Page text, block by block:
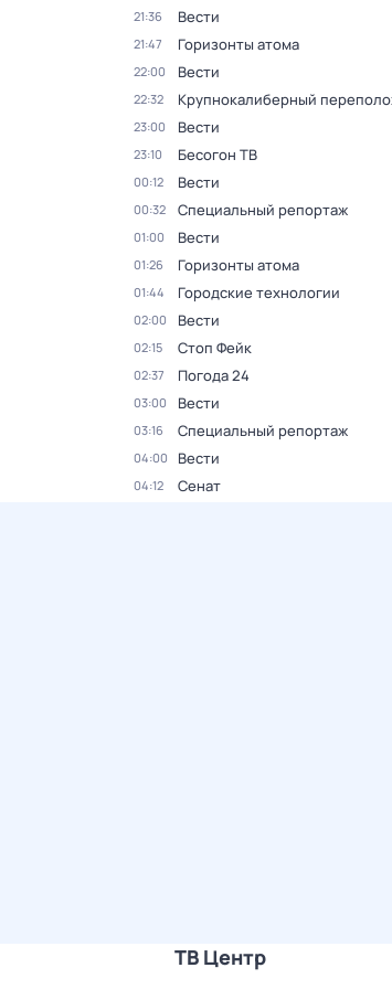
21:36 Вести
21:47 Горизонты атома
22:00 Вести
22:32 Крупнокалиберный
23:00 Вести
23:10 Бесогон ТВ
00:12 Вести
00:32 Специальный репортаж
01:00 Вести
01:26 Горизонты атома
01:44 Городские технологии
02:00 Вести
02:15 Стоп Фейк
02:37 Погода 24
03:00 Вести
03:16 Специальный репортаж
04:00 Вести
04:12 Сенат
ТВ Центр